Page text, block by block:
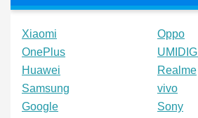
Xiaomi
Oppo
OnePlus
UMIDIGI
Huawei
Realme
Samsung
vivo
Google
Sony